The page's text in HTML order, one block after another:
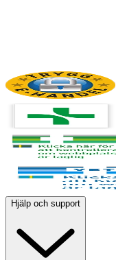
Hjälp och support